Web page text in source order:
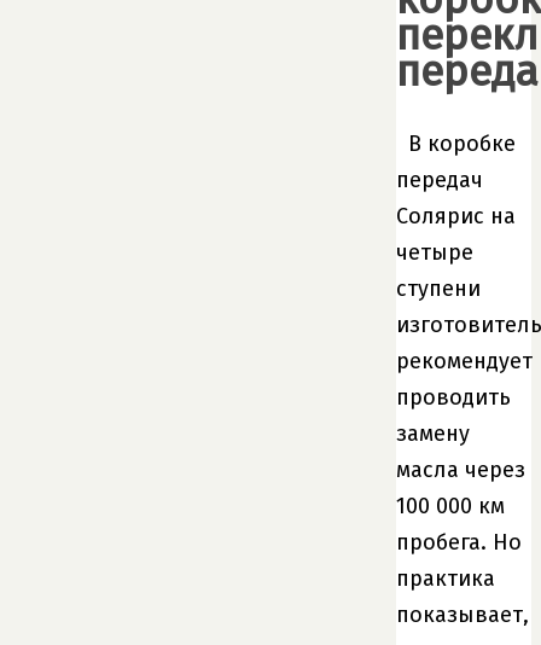
В коробке
передач
Солярис на
четыре
ступени
изготовитель
рекомендует
проводить
замену
масла через
100 000 км
пробега. Но
практика
показывает,